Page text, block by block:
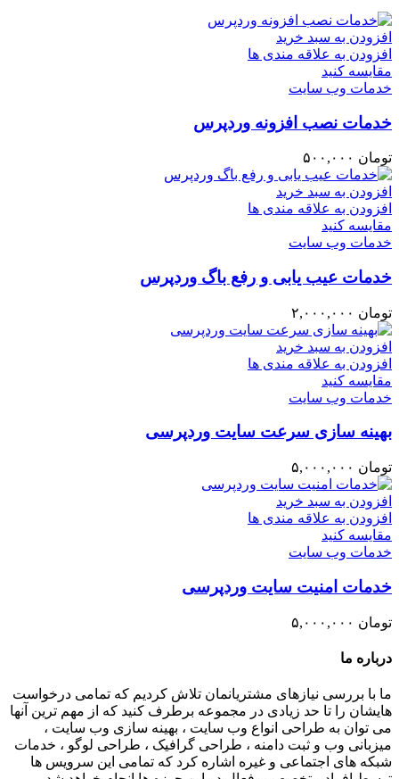
افزودن به سبد خرید
افزودن به علاقه مندی ها
مقایسه کنید
خدمات وب سایت
خدمات نصب افزونه وردپرس
تومان
افزودن به سبد خرید
افزودن به علاقه مندی ها
مقایسه کنید
خدمات وب سایت
خدمات عیب یابی و رفع باگ وردپرس
تومان
افزودن به سبد خرید
افزودن به علاقه مندی ها
مقایسه کنید
خدمات وب سایت
بهینه سازی سرعت سایت وردپرسی
تومان
افزودن به سبد خرید
افزودن به علاقه مندی ها
مقایسه کنید
خدمات وب سایت
خدمات امنیت سایت وردپرسی
تومان
درباره ما
ما با بررسی نیازهای مشتریانمان تلاش کردیم که تمامی درخواست
هایشان را تا حد زیادی در مجموعه برطرف کنید که از مهم ترین آنها
می توان به طراحی انواع وب سایت ، بهینه سازی وب سایت ،
میزبانی وب و ثبت دامنه ، طراحی گرافیک ، طراحی لوگو ، خدمات
شبکه های اجتماعی و غیره اشاره کرد که تمامی این سرویس ها